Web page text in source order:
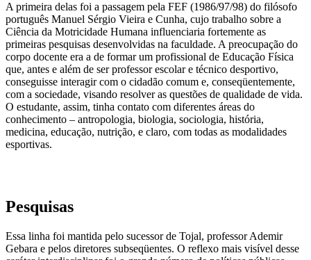
A primeira delas foi a passagem pela FEF (1986/97/98) do filósofo
português Manuel Sérgio Vieira e Cunha, cujo trabalho sobre a
Ciência da Motricidade Humana influenciaria fortemente as
primeiras pesquisas desenvolvidas na faculdade. A preocupação do
corpo docente era a de formar um profissional de Educação Física
que, antes e além de ser professor escolar e técnico desportivo,
conseguisse interagir com o cidadão comum e, conseqüentemente,
com a sociedade, visando resolver as questões de qualidade de vida.
O estudante, assim, tinha contato com diferentes áreas do
conhecimento – antropologia, biologia, sociologia, história,
medicina, educação, nutrição, e claro, com todas as modalidades
esportivas.
Pesquisas
Essa linha foi mantida pelo sucessor de Tojal, professor Ademir
Gebara e pelos diretores subseqüentes. O reflexo mais visível desse